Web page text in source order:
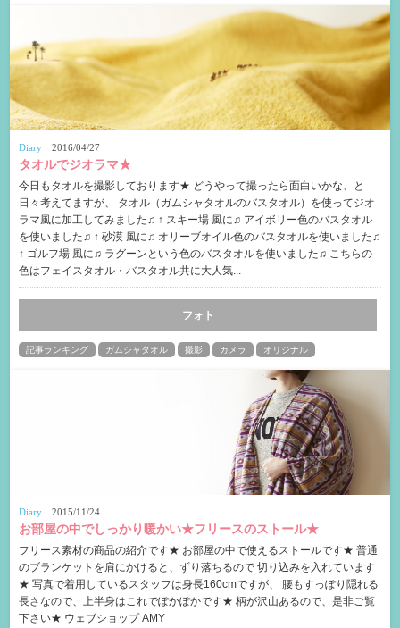
Diary 2016/04/27
タオルでジオラマ★
今日もタオルを撮影しております★ どうやって撮ったら面白いかな、と
日々考えてますが、 タオル（ガムシャタオルのバスタオル）を使ってジオ
ラマ風に加工してみました♫ ↑ スキー場 風に♫ アイボリー色のバスタオル
を使いました♫ ↑ 砂漠 風に♫ オリーブオイル色のバスタオルを使いました♫
↑ ゴルフ場 風に♫ ラグーンという色のバスタオルを使いました♫ こちらの
色はフェイスタオル・バスタオル共に大人気...
フォト
記事ランキング ガムシャタオル 撮影 カメラ オリジナル
Diary 2015/11/24
お部屋の中でしっかり暖かい★フリースのストール★
フリース素材の商品の紹介です★ お部屋の中で使えるストールです★ 普通
のブランケットを肩にかけると、ずり落ちるので 切り込みを入れています
★ 写真で着用しているスタッフは身長160cmですが、 腰もすっぽり隠れる
長さなので、上半身はこれでぽかぽかです★ 柄が沢山あるので、是非ご覧
下さい★ ウェブショップ AMY